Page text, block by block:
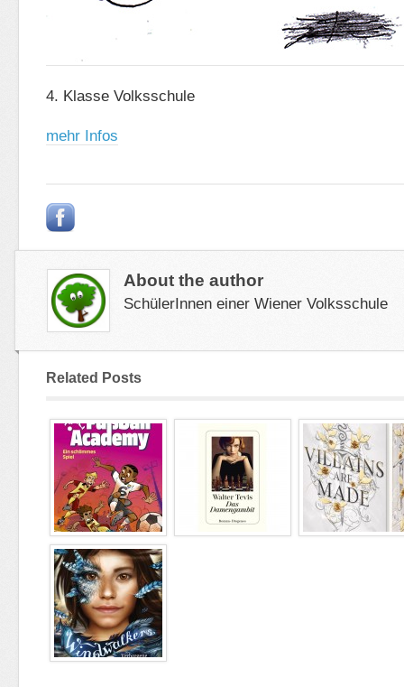
4. Klasse Volksschule
mehr Infos
About the author
SchülerInnen einer Wiener Volksschule
Related Posts